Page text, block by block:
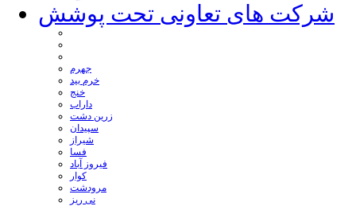
شرکت های تعاونی تحت پوشش
جهرم
خرم بید
خنج
داراب
زرین دشت
سپیدان
شیراز
فسا
فیروز آباد
کوار
مرودشت
نی ریز